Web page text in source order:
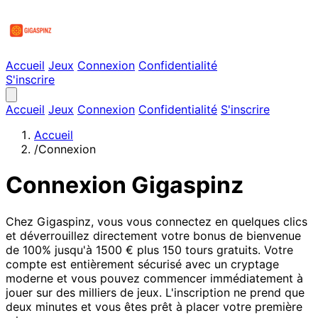
Accueil Jeux Connexion Confidentialité
S'inscrire
Accueil Jeux Connexion Confidentialité S'inscrire
Accueil
/Connexion
Connexion Gigaspinz
Chez Gigaspinz, vous vous connectez en quelques clics
et déverrouillez directement votre bonus de bienvenue
de 100% jusqu'à 1500 € plus 150 tours gratuits. Votre
compte est entièrement sécurisé avec un cryptage
moderne et vous pouvez commencer immédiatement à
jouer sur des milliers de jeux. L'inscription ne prend que
deux minutes et vous êtes prêt à placer votre première